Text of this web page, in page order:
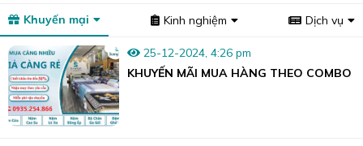
Khuyến mại Kinh nghiệm Dịch vụ
25-12-2024, 4:26 pm
KHUYẾN MÃI MUA HÀNG THEO COMBO